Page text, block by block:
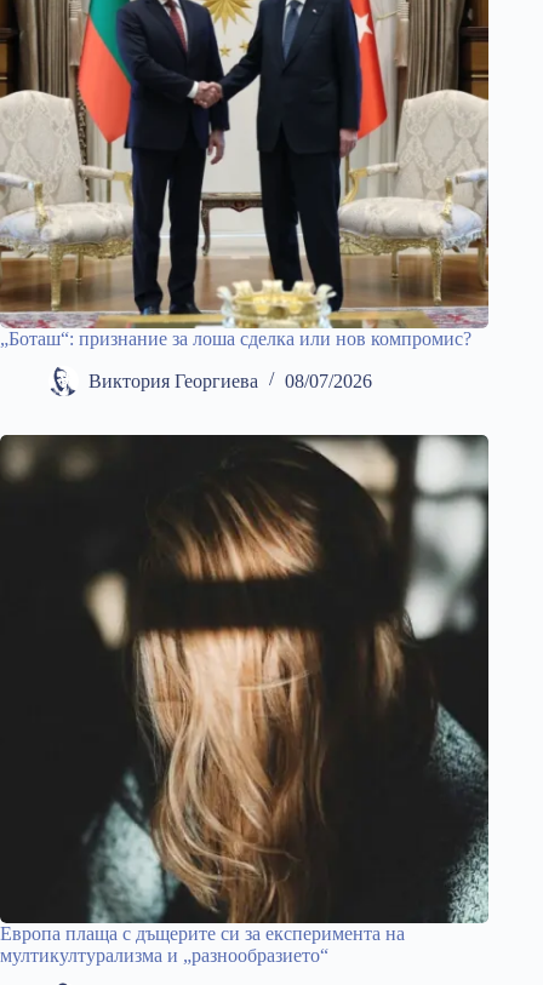
„Боташ“: признание за лоша сделка или нов компромис?
Виктория Георгиева 08/07/2026
Европа плаща с дъщерите си за експеримента на
мултикултурализма и „разнообразието“